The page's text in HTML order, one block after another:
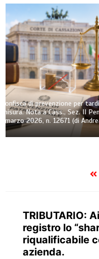
Osservatorio
2/2026 (di Andrea Greco)
TRIBUTARIO:
registro lo
riqualificabile
azienda.